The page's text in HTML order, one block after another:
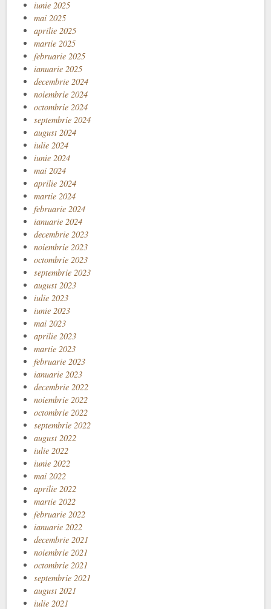
iunie 2025
mai 2025
aprilie 2025
martie 2025
februarie 2025
ianuarie 2025
decembrie 2024
noiembrie 2024
octombrie 2024
septembrie 2024
august 2024
iulie 2024
iunie 2024
mai 2024
aprilie 2024
martie 2024
februarie 2024
ianuarie 2024
decembrie 2023
noiembrie 2023
octombrie 2023
septembrie 2023
august 2023
iulie 2023
iunie 2023
mai 2023
aprilie 2023
martie 2023
februarie 2023
ianuarie 2023
decembrie 2022
noiembrie 2022
octombrie 2022
septembrie 2022
august 2022
iulie 2022
iunie 2022
mai 2022
aprilie 2022
martie 2022
februarie 2022
ianuarie 2022
decembrie 2021
noiembrie 2021
octombrie 2021
septembrie 2021
august 2021
iulie 2021